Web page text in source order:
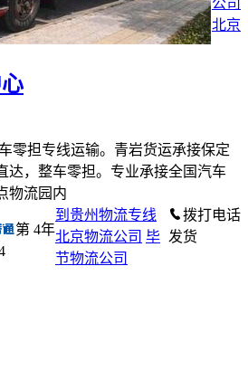
零担专线运输。青岩货运承接保定
达，整车零担。专业承接全国汽车
物流园内
第 4年
拨打电话
发货
北京
到贵州物流专线
北京物流公司 毕
节物流公司